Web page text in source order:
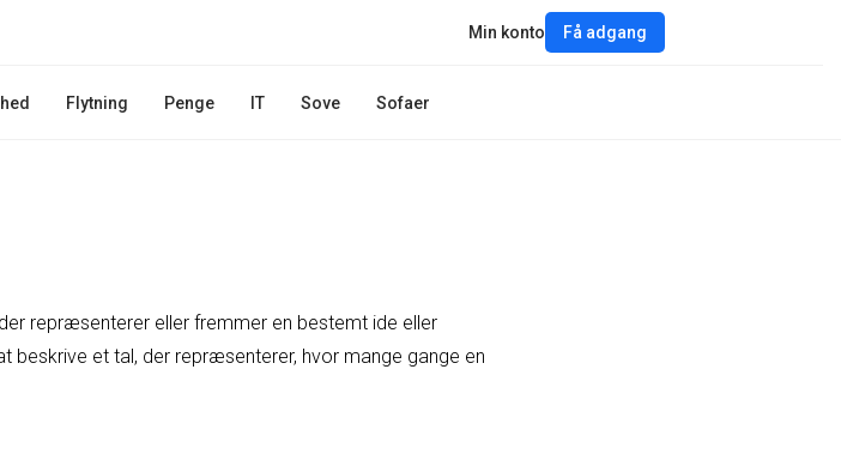
Flytning Penge IT Sove Sofaer
Min konto Få adgang
repræsenterer eller fremmer en bestemt ide eller
et tal, der repræsenterer, hvor mange gange en